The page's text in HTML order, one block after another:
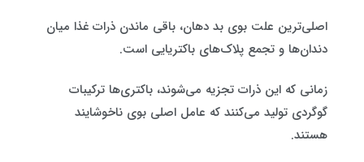
اصلی‌ترین علت بوی بد دهان، باقی ماندن ذرات غذا میان
دندان‌ها و تجمع پلاک‌های باکتریایی است.
زمانی که این ذرات تجزیه می‌شوند، باکتری‌ها ترکیبات
گوگردی تولید می‌کنند که عامل اصلی بوی ناخوشایند
هستند.